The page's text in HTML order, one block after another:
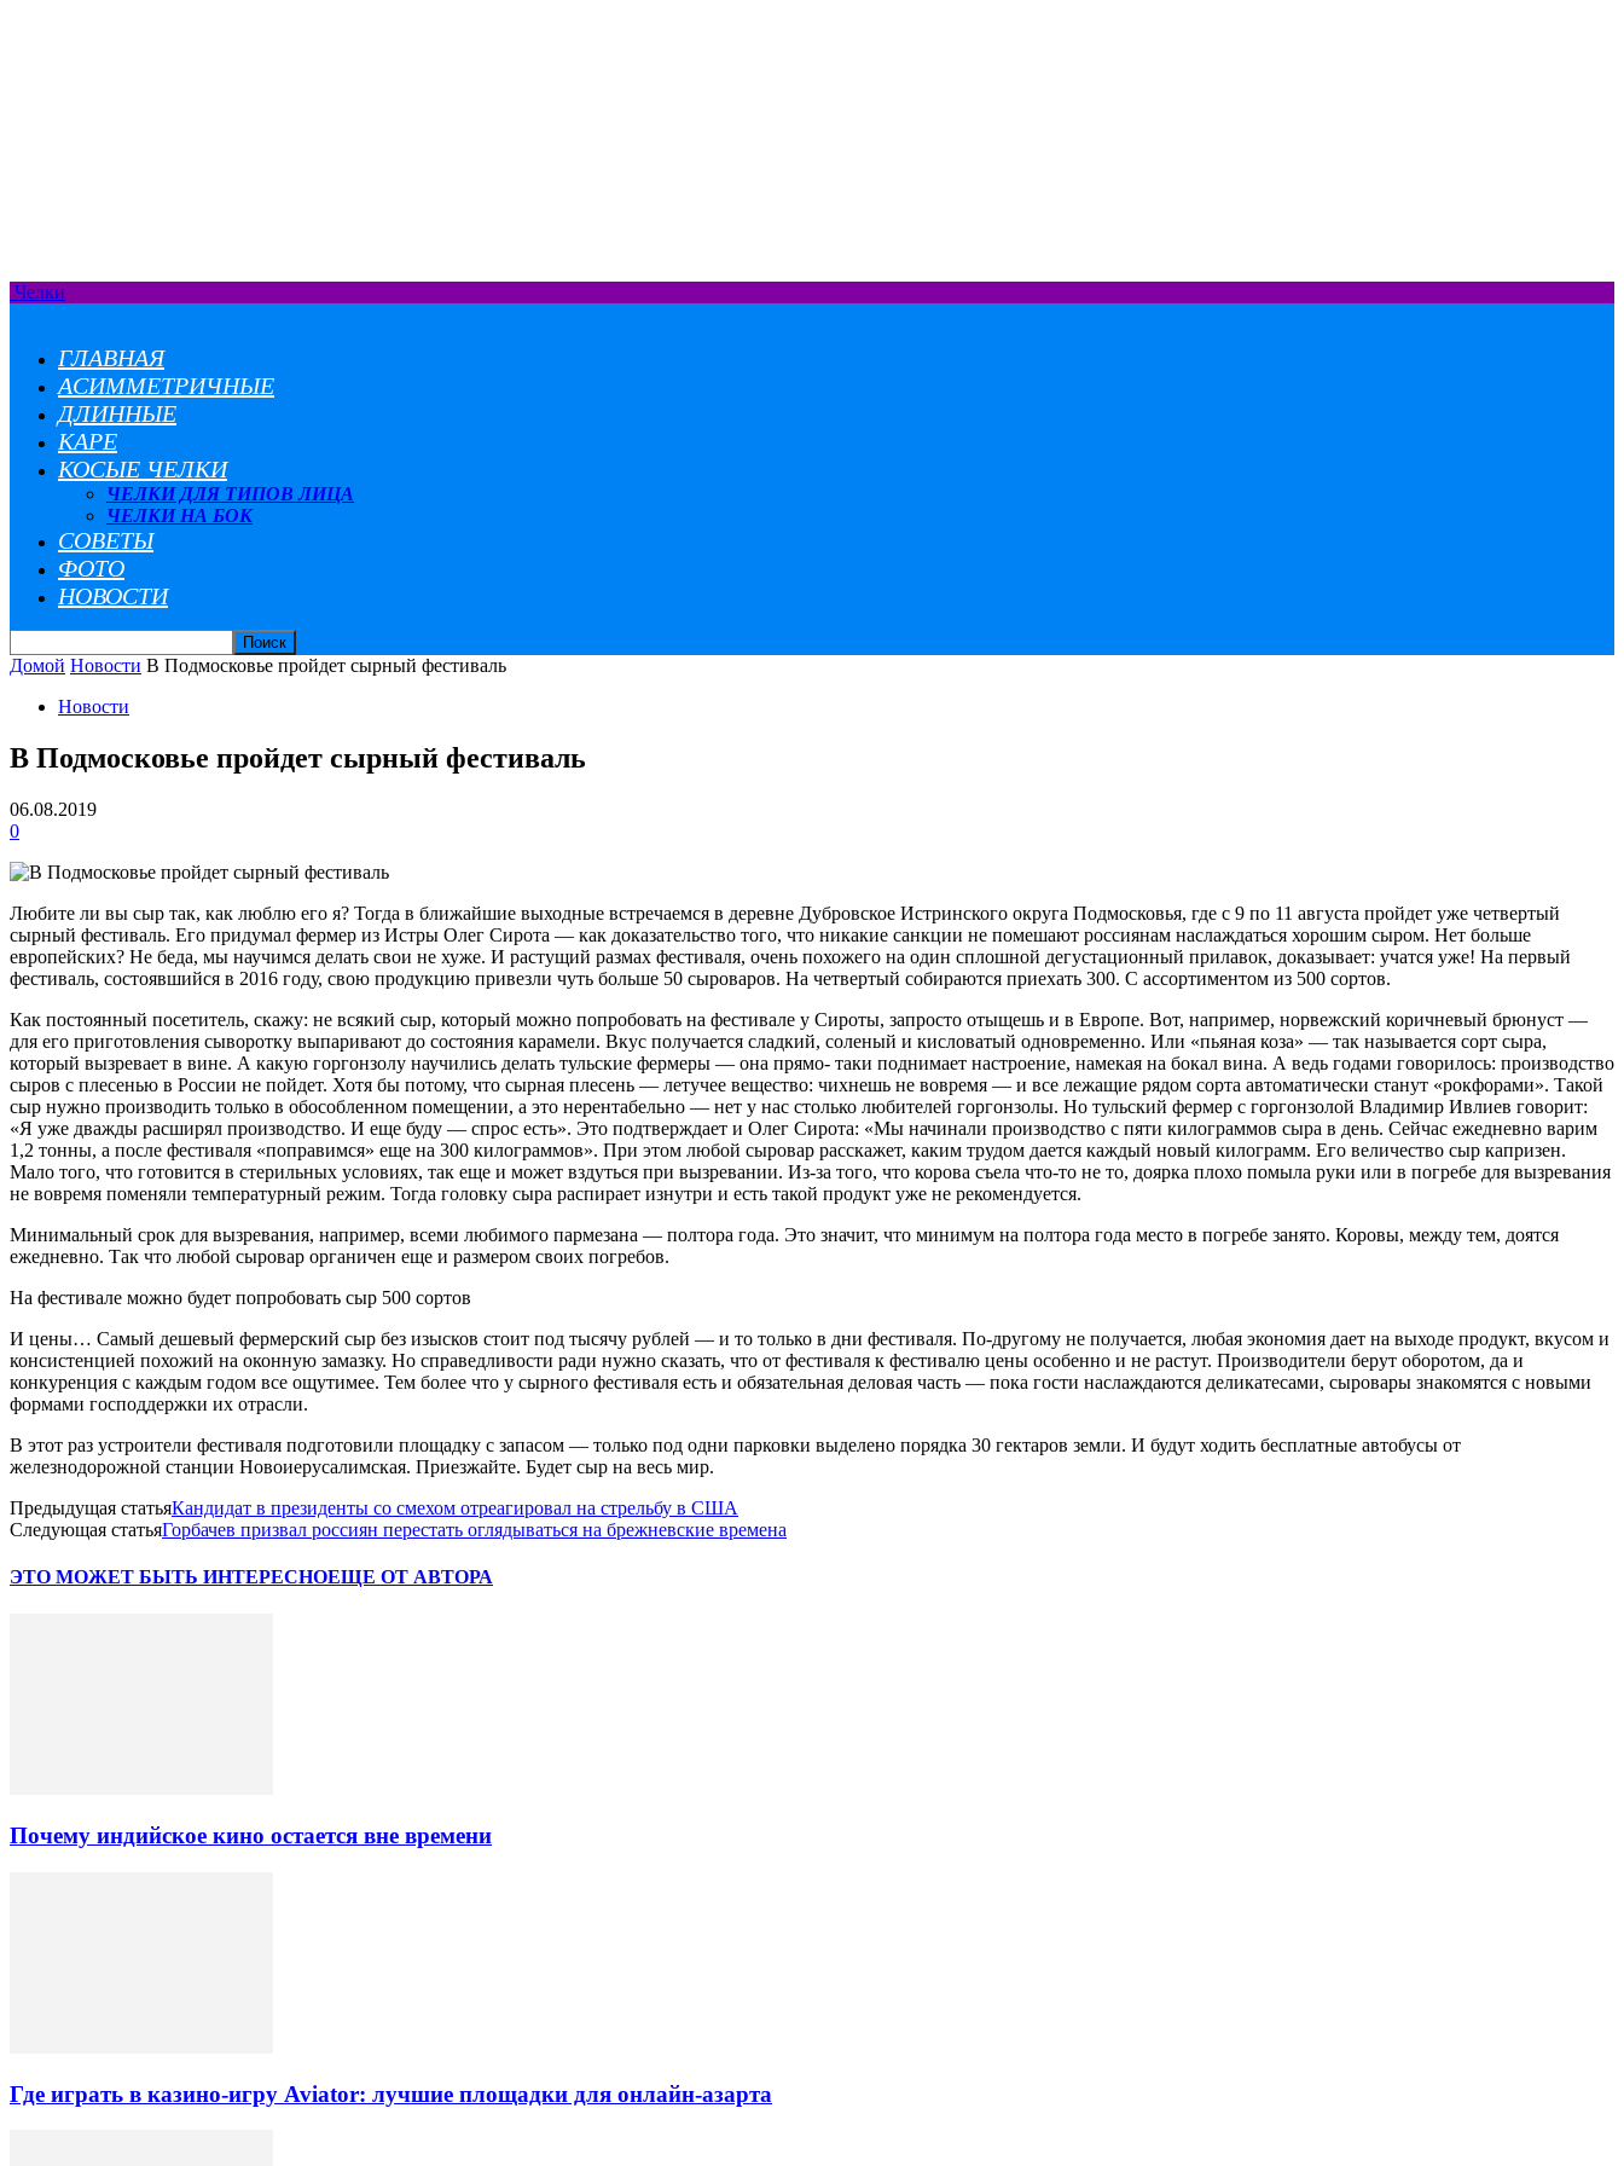
Челки
ГЛАВНАЯ
АСИММЕТРИЧНЫЕ
ДЛИННЫЕ
КАРЕ
КОСЫЕ ЧЕЛКИ
ЧЕЛКИ ДЛЯ ТИПОВ ЛИЦА
ЧЕЛКИ НА БОК
СОВЕТЫ
ФОТО
НОВОСТИ
Домой Новости В Подмосковье пройдет сырный фестиваль
Новости
В Подмосковье пройдет сырный фестиваль
06.08.2019
0
Любите ли вы сыр так, как люблю его я? Тогда в ближайшие выходные встречаемся в деревне Дубровское Истринского округа Подмосковья, где с 9 по 11 августа пройдет уже четвертый
сырный фестиваль. Его придумал фермер из Истры Олег Сирота — как доказательство того, что никакие санкции не помешают россиянам наслаждаться хорошим сыром. Нет больше
европейских? Не беда, мы научимся делать свои не хуже. И растущий размах фестиваля, очень похожего на один сплошной дегустационный прилавок, доказывает: учатся уже! На первый
фестиваль, состоявшийся в 2016 году, свою продукцию привезли чуть больше 50 сыроваров. На четвертый собираются приехать 300. С ассортиментом из 500 сортов.
Как постоянный посетитель, скажу: не всякий сыр, который можно попробовать на фестивале у Сироты, запросто отыщешь и в Европе. Вот, например, норвежский коричневый брюнуст —
для его приготовления сыворотку выпаривают до состояния карамели. Вкус получается сладкий, соленый и кисловатый одновременно. Или «пьяная коза» — так называется сорт сыра,
который вызревает в вине. А какую горгонзолу научились делать тульские фермеры — она прямо- таки поднимает настроение, намекая на бокал вина. А ведь годами говорилось: производство
сыров с плесенью в России не пойдет. Хотя бы потому, что сырная плесень — летучее вещество: чихнешь не вовремя — и все лежащие рядом сорта автоматически станут «рокфорами». Такой
сыр нужно производить только в обособленном помещении, а это нерентабельно — нет у нас столько любителей горгонзолы. Но тульский фермер с горгонзолой Владимир Ивлиев говорит:
«Я уже дважды расширял производство. И еще буду — спрос есть». Это подтверждает и Олег Сирота: «Мы начинали производство с пяти килограммов сыра в день. Сейчас ежедневно варим
1,2 тонны, а после фестиваля «поправимся» еще на 300 килограммов». При этом любой сыровар расскажет, каким трудом дается каждый новый килограмм. Его величество сыр капризен.
Мало того, что готовится в стерильных условиях, так еще и может вздуться при вызревании. Из-за того, что корова съела что-то не то, доярка плохо помыла руки или в погребе для вызревания
не вовремя поменяли температурный режим. Тогда головку сыра распирает изнутри и есть такой продукт уже не рекомендуется.
Минимальный срок для вызревания, например, всеми любимого пармезана — полтора года. Это значит, что минимум на полтора года место в погребе занято. Коровы, между тем, доятся
ежедневно. Так что любой сыровар органичен еще и размером своих погребов.
На фестивале можно будет попробовать сыр 500 сортов
И цены… Самый дешевый фермерский сыр без изысков стоит под тысячу рублей — и то только в дни фестиваля. По-другому не получается, любая экономия дает на выходе продукт, вкусом и
консистенцией похожий на оконную замазку. Но справедливости ради нужно сказать, что от фестиваля к фестивалю цены особенно и не растут. Производители берут оборотом, да и
конкуренция с каждым годом все ощутимее. Тем более что у сырного фестиваля есть и обязательная деловая часть — пока гости наслаждаются деликатесами, сыровары знакомятся с новыми
формами господдержки их отрасли.
В этот раз устроители фестиваля подготовили площадку с запасом — только под одни парковки выделено порядка 30 гектаров земли. И будут ходить бесплатные автобусы от
железнодорожной станции Новоиерусалимская. Приезжайте. Будет сыр на весь мир.
Предыдущая статьяКандидат в президенты со смехом отреагировал на стрельбу в США
Следующая статьяГорбачев призвал россиян перестать оглядываться на брежневские времена
ЭТО МОЖЕТ БЫТЬ ИНТЕРЕСНОЕЩЕ ОТ АВТОРА
Почему индийское кино остается вне времени
Где играть в казино-игру Aviator: лучшие площадки для онлайн-азарта